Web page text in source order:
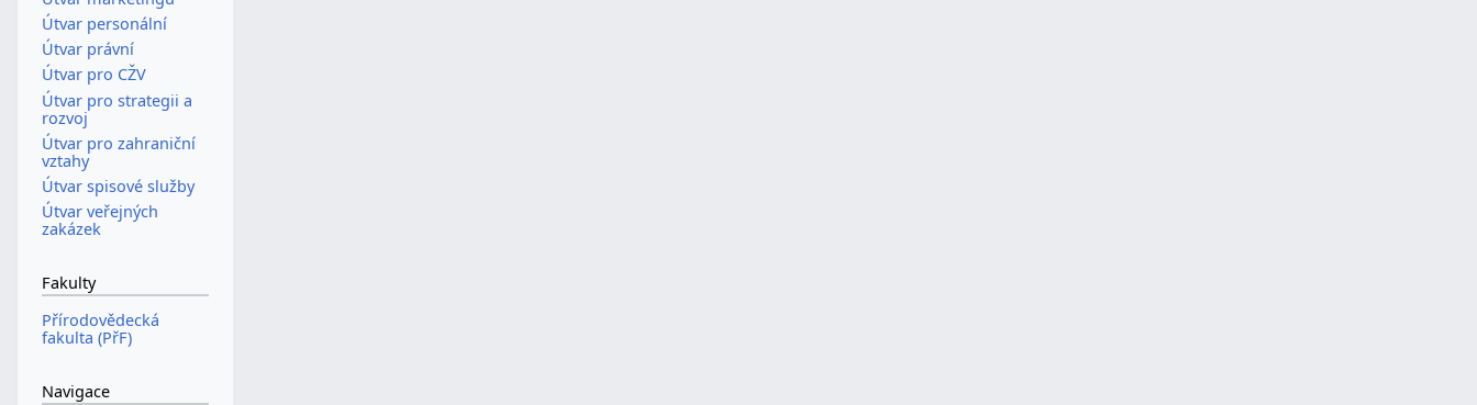
Útvar personální
Útvar právní
Útvar pro CŽV
Útvar pro strategii a
rozvoj
Útvar pro zahraniční
vztahy
Útvar spisové služby
Útvar veřejných
zakázek
Fakulty
Přírodovědecká
fakulta (PřF)
Navigace